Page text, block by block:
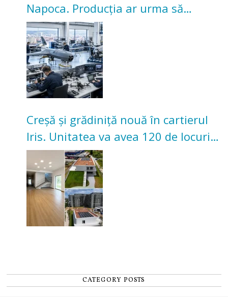
Napoca. Producția ar urma să
înceapă în toamna acestui an
Creșă și grădiniță nouă în cartierul
Iris. Unitatea va avea 120 de locuri
pentru copii
CATEGORY POSTS